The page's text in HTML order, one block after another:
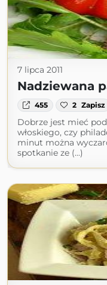
7 lipca 2011
Nadziewana
455 2 Zapisz
Dobrze jest mieć
włoskiego, czy
minut można
spotkanie ze (...)